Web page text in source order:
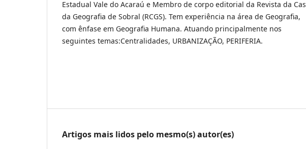
Estadual Vale do Acaraú e Membro de corpo editorial da Revista da
da Geografia de Sobral (RCGS). Tem experiência na área de Geografia,
com ênfase em Geografia Humana. Atuando principalmente nos
seguintes temas:Centralidades, URBANIZAÇÃO, PERIFERIA.
Artigos mais lidos pelo mesmo(s) autor(es)